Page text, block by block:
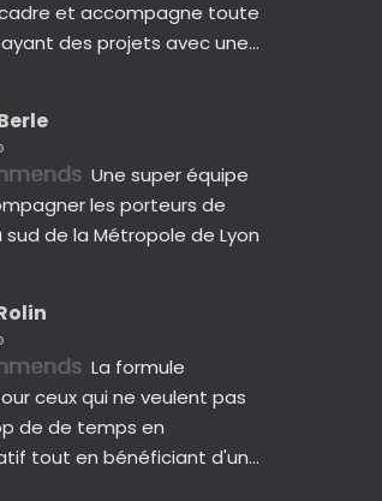
et accompagne toute
des projets avec une
Une super équipe
les porteurs de
de la Métropole de Lyon
La formule
ceux qui ne veulent pas
de de temps en
tout en bénéficiant d'un